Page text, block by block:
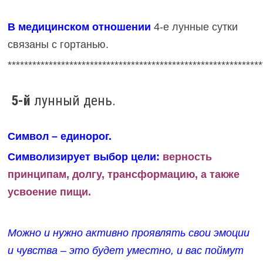
В медицинском отношении 4-е лунные сутки
связаны с гортанью.
5-й лунный день.
Символ – единорог.
Символизирует выбор цели: верность
принципам, долгу, трансформацию, а также
усвоение пищи.
Можно и нужно активно проявлять свои эмоции
и чувства – это будет уместно, и вас поймут